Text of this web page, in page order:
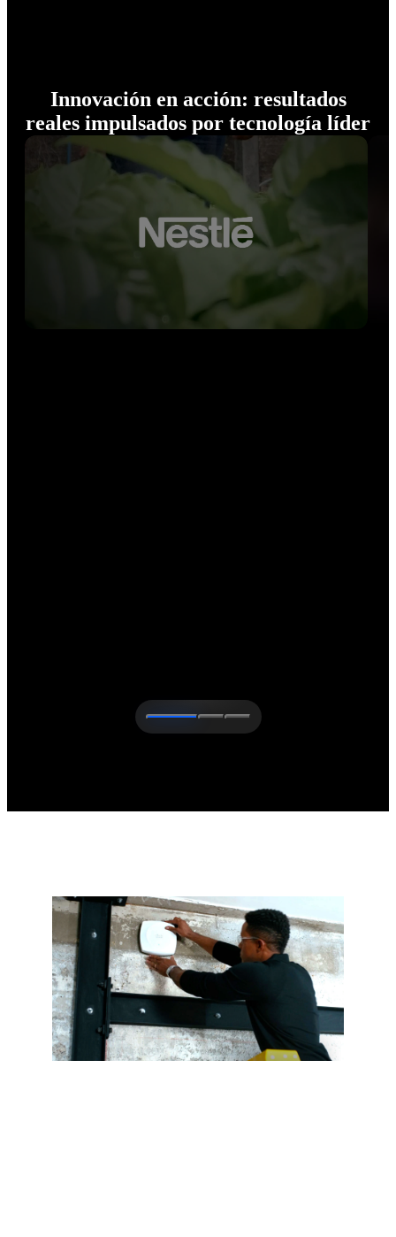
Innovación en acción: resultados
reales impulsados por tecnología líder